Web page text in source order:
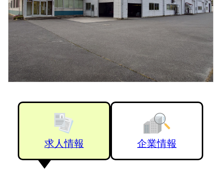
求人情報 企業情報